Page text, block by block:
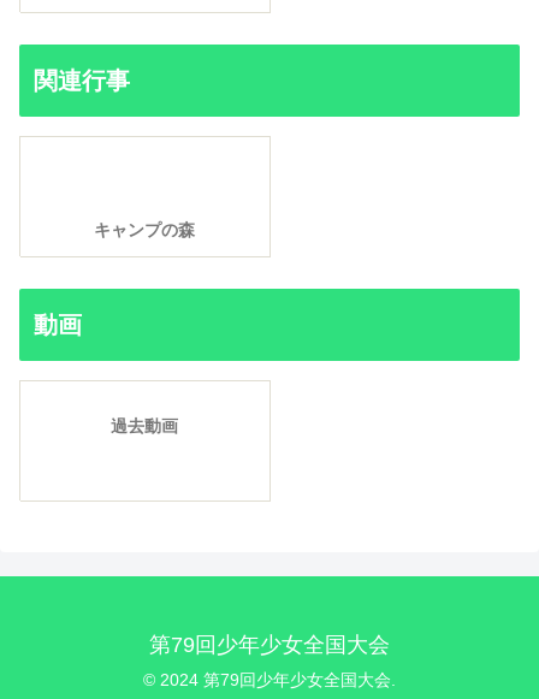
関連行事
キャンプの森
動画
過去動画
第79回少年少女全国大会
© 2024 第79回少年少女全国大会.